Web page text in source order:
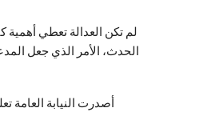
لم تكن العدالة تعطي أهمية
الحدث، الأمر الذي جعل
أصدرت النيابة العامة